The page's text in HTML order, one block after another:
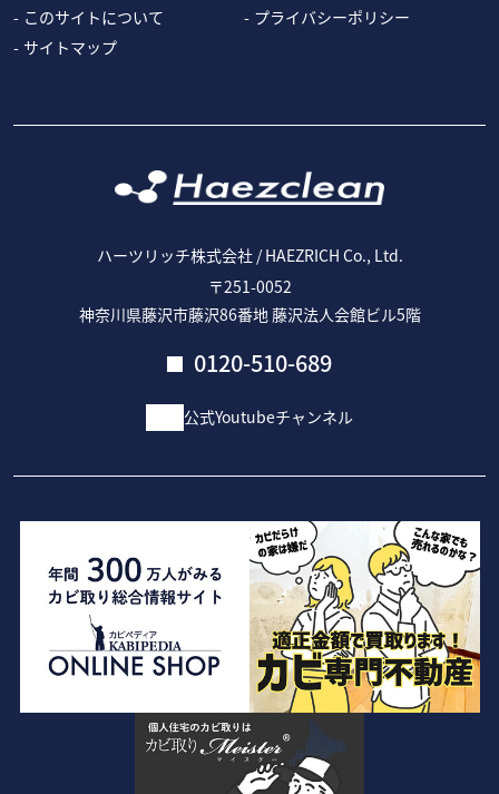
ハーツリッチ株式会社 / HAEZRICH Co., Ltd.
〒251-0052
神奈川県藤沢市藤沢86番地 藤沢法人会館ビル5階
0120-510-689
公式Youtubeチャンネル
このサイトについて
プライバシーポリシー
サイトマップ